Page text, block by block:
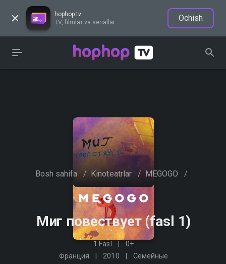
hophop.tv
TV, filmlar va seriallar
Ochish
Bosh sahifa / Kinoteatrlar / MEGOGO /
Миг повествует (fasl 1)
1 Fasl
0+
Франция
2010 Семейные